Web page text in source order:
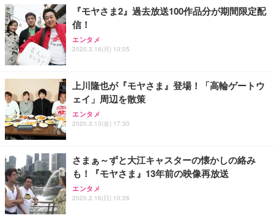
『モヤさま2』過去放送100作品分が期間限定配
信！
エンタメ
2020.3.16(月) 10:05
上川隆也が『モヤさま』登場！「高輪ゲートウ
ェイ」周辺を散策
エンタメ
2020.3.13(金) 17:30
さまぁ～ずと大江キャスターの懐かしの絡み
も！『モヤさま』13年前の映像再放送
エンタメ
2020.2.16(日) 10:26